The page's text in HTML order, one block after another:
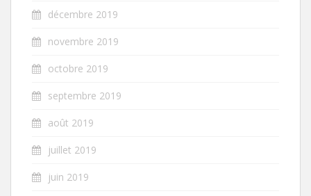
décembre 2019
novembre 2019
octobre 2019
septembre 2019
août 2019
juillet 2019
juin 2019